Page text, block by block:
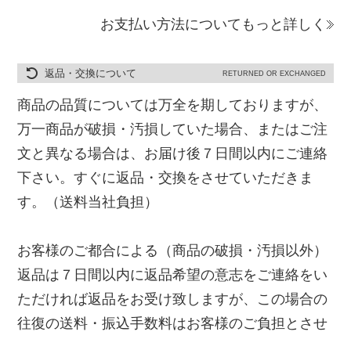
お支払い方法についてもっと詳しく
返品・交換について RETURNED OR EXCHANGED
商品の品質については万全を期しておりますが、
万一商品が破損・汚損していた場合、またはご注
文と異なる場合は、お届け後７日間以内にご連絡
下さい。すぐに返品・交換をさせていただきま
す。（送料当社負担）
お客様のご都合による（商品の破損・汚損以外）
返品は７日間以内に返品希望の意志をご連絡をい
ただければ返品をお受け致しますが、この場合の
往復の送料・振込手数料はお客様のご負担とさせ